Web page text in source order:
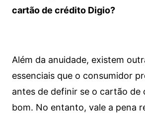
cartão de crédito Digio?
Além da anuidade, existem
essenciais que o consumidor
antes de definir se o cartão de
bom. No entanto, vale a pena